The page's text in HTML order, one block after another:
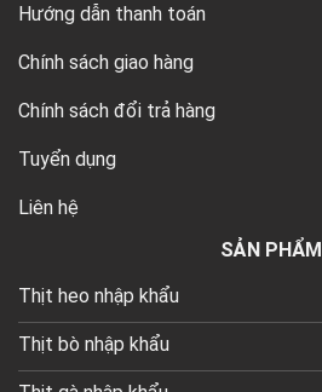
Hướng dẫn thanh toán
Chính sách giao hàng
Chính sách đổi trả hàng
Tuyển dụng
Liên hệ
SẢN PHẨM
Thịt heo nhập khẩu
Thịt bò nhập khẩu